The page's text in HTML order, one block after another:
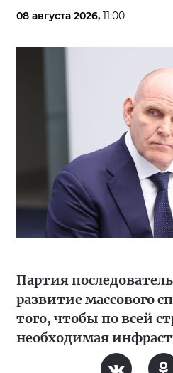
08 августа 2026, 11:00
Партия
развитие массового
того, чтобы по всей
необходимая